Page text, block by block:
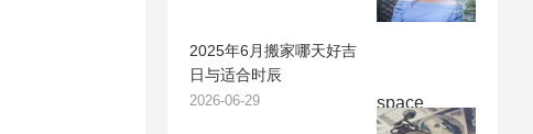
space
2025年6月搬家哪天好吉
日与适合时辰
2026-06-29